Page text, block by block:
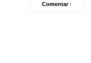
Comentar ·